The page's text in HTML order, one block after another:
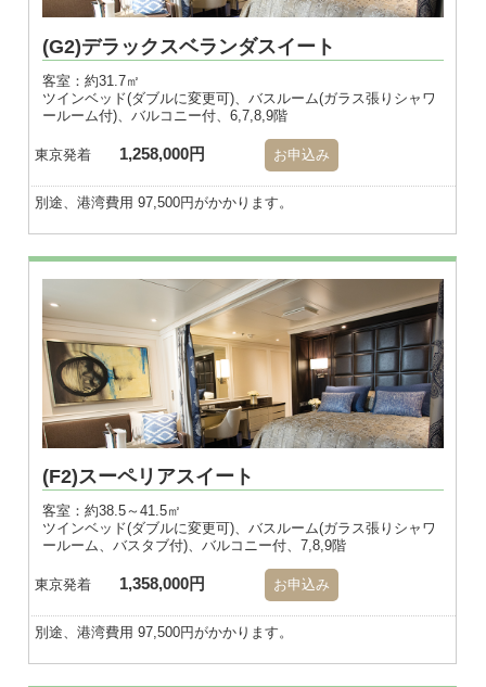
(G2)デラックスベランダスイート
客室：約31.7㎡
ツインベッド(ダブルに変更可)、バスルーム(ガラス張りシャワ
ールーム付)、バルコニー付、6,7,8,9階
東京発着 1,258,000円 お申込み
別途、港湾費用 97,500円がかかります。
※画像はダブル
(F2)スーペリアスイート
客室：約38.5～41.5㎡
ツインベッド(ダブルに変更可)、バスルーム(ガラス張りシャワ
ールーム、バスタブ付)、バルコニー付、7,8,9階
東京発着 1,358,000円 お申込み
別途、港湾費用 97,500円がかかります。